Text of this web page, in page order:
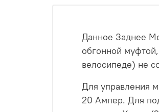
Данное Заднее
обгонной
велосипеде) не
Для управления
20 Ампер. Для